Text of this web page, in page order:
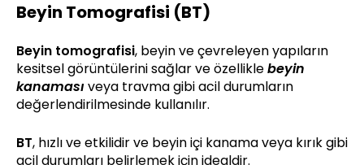
Beyin Tomografisi (BT)
Beyin tomografisi, beyin ve çevreleyen yapıların
kesitsel görüntülerini sağlar ve özelliklebeyin
kanamasıveya travma gibi acil durumların
değerlendirilmesinde kullanılır.
BT, hızlı ve etkilidir ve beyin içi kanama veya kırık gibi
acil durumları belirlemek için idealdir.